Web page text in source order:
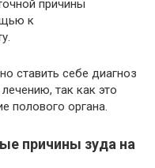
причины
к
ставить себе диагноз
так как это
полового органа.
причины зуда на